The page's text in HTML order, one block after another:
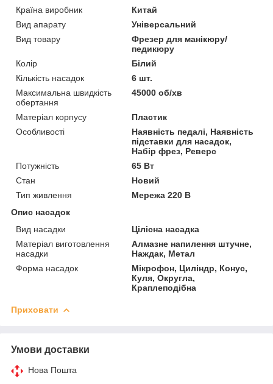
Країна виробник
Китай
Вид апарату
Універсальний
Вид товару
Фрезер для манікюру/
педикюру
Колір
Білий
Кількість насадок
6 шт.
Максимальна швидкість
обертання
45000 об/хв
Матеріал корпусу
Пластик
Особливості
Наявність педалі, Наявність
підставки для насадок,
Набір фрез, Реверс
Потужність
65 Вт
Стан
Новий
Тип живлення
Мережа 220 В
Опис насадок
Вид насадки
Цілісна насадка
Матеріал виготовлення
насадки
Алмазне напилення штучне,
Наждак, Метал
Форма насадок
Мікрофон, Циліндр, Конус,
Куля, Округла,
Краплеподібна
Приховати
Умови доставки
Нова Пошта